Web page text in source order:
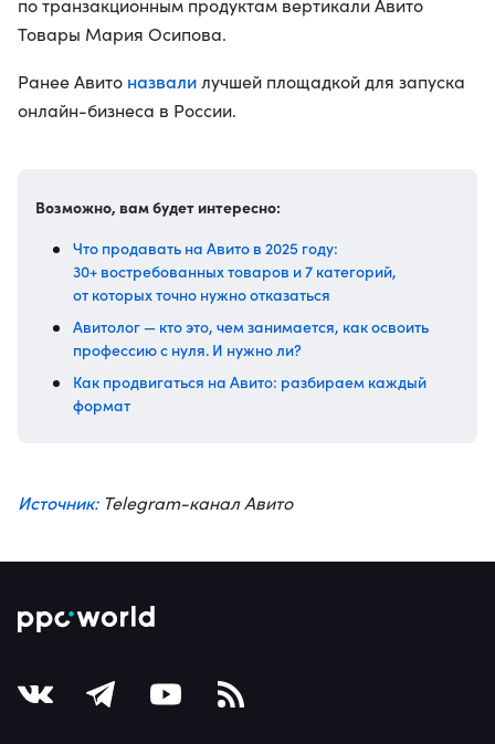
по транзакционным продуктам вертикали Авито
Товары Мария Осипова.
Ранее Авито назвалилучшей площадкой для запуска
онлайн-бизнеса в России.
Возможно, вам будет интересно:
Что продавать на Авито в 2025 году:
30+ востребованных товаров и 7 категорий,
от которых точно нужно отказаться
Авитолог — кто это, чем занимается, как освоить
профессию с нуля. И нужно ли?
Как продвигаться на Авито: разбираем каждый
формат
Источник:Telegram-канал Авито